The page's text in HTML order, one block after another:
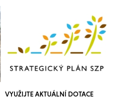
VYUŽIJTE AKTUÁLNÍ DOTACE